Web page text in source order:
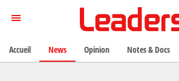
Accueil News Opinion Notes & Docs